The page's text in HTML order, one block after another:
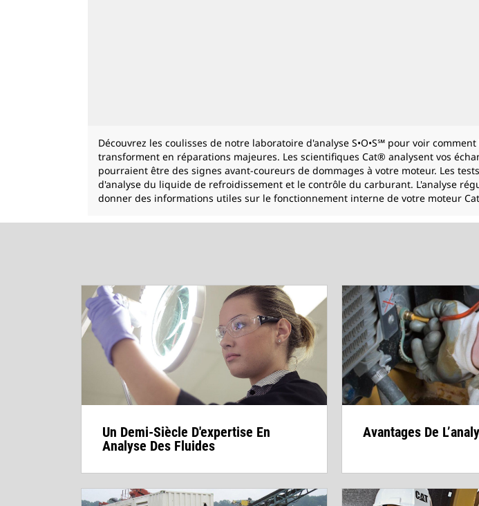
Découvrez les coulisses de notre laboratoire d'analyse S•O•S℠ pour voir
transforment en réparations majeures. Les scientifiques Cat® analysent vos
pourraient être des signes avant-coureurs de dommages à votre moteur. Les
d'analyse du liquide de refroidissement et le contrôle du carburant. L'analyse
donner des informations utiles sur le fonctionnement interne de votre moteur
Un Demi-Siècle D'expertise En
Analyse Des Fluides
Avantages De